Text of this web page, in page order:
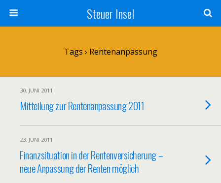
Steuer Insel
Tags › Rentenanpassung
30. JUNI 2011
Mitteilung zur Rentenanpassung 2011
23. JUNI 2011
Finanzsituation in der Rentenversicherung –
neue Anpassung der Renten möglich